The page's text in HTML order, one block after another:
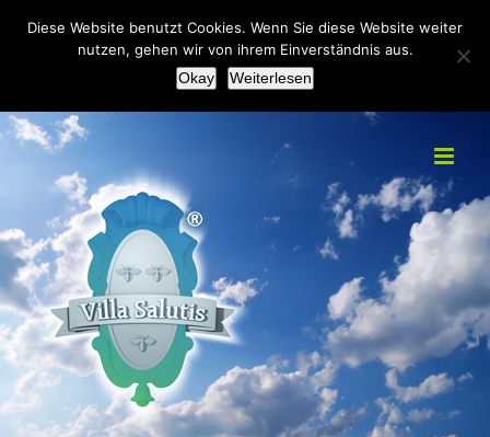
+49(0)2151 451092 info@villa-salutis.de
Facebook
Diese Website benutzt Cookies. Wenn Sie diese Website weiter
nutzen, gehen wir von ihrem Einverständnis aus.
Okay
Weiterlesen